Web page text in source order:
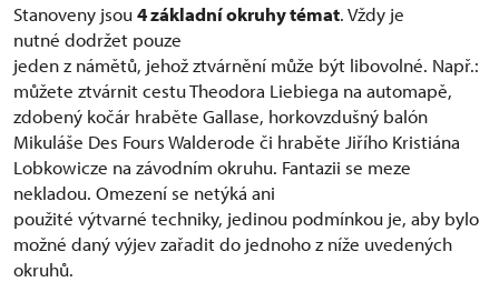
Stanoveny jsou4 základní okruhy témat. Vždy je
nutné dodržet pouze
jeden z námětů, jehož ztvárnění může být libovolné. Např.:
můžete ztvárnit cestu Theodora Liebiega na automapě,
zdobený kočár hraběte Gallase, horkovzdušný balón
Mikuláše Des Fours Walderode či hraběte Jiřího Kristiána
Lobkowicze na závodním okruhu. Fantazii se meze
nekladou. Omezení se netýká ani
použité výtvarné techniky, jedinou podmínkou je, aby bylo
možné daný výjev zařadit do jednoho z níže uvedených
okruhů.